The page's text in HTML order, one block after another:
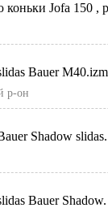
Jofa 150 ,
Bauer
р-он
Shadow
Bauer